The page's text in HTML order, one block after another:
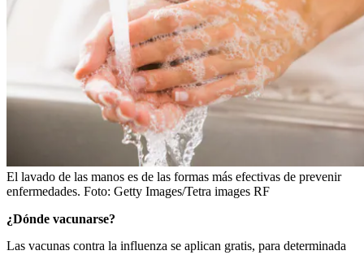
El lavado de las manos es de las formas más efectivas de prevenir
enfermedades. Foto: Getty Images/Tetra images RF
¿Dónde vacunarse?
Las vacunas contra la influenza se aplican gratis, para determinada